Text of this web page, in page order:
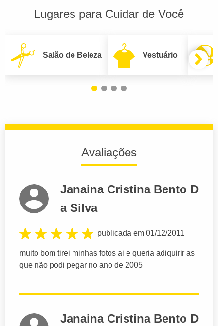
Lugares para Cuidar de Você
Salão de Beleza Vestuário
Avaliações
Janaina Cristina Bento D
a Silva
publicada em 01/12/2011
muito bom tirei minhas fotos ai e queria adiquirir as
que não podi pegar no ano de 2005
Janaina Cristina Bento D